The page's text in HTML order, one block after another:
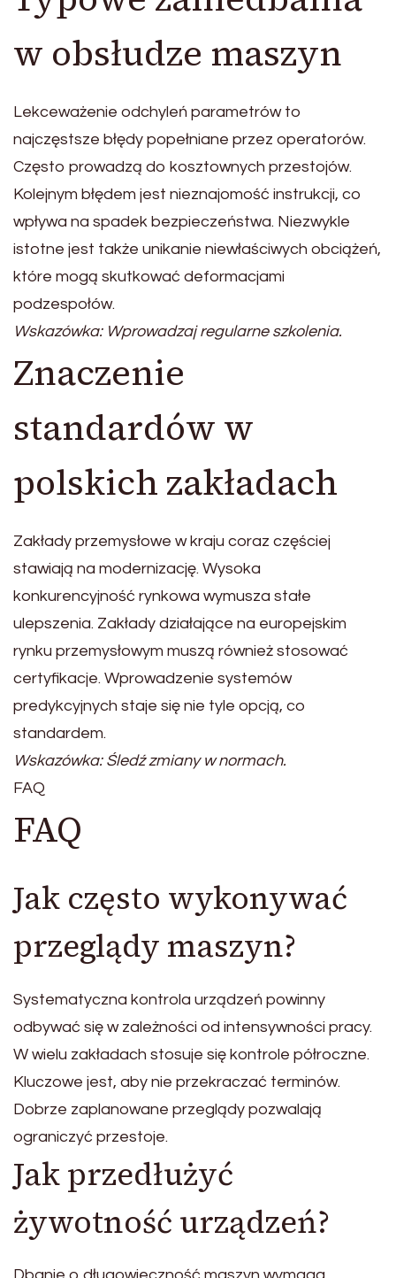
w obsłudze maszyn
Lekceważenie odchyleń parametrów to
najczęstsze błędy popełniane przez operatorów.
Często prowadzą do kosztownych przestojów.
Kolejnym błędem jest nieznajomość instrukcji, co
wpływa na spadek bezpieczeństwa. Niezwykle
istotne jest także unikanie niewłaściwych obciążeń,
które mogą skutkować deformacjami
podzespołów.
Wskazówka: Wprowadzaj regularne szkolenia.
Znaczenie
standardów w
polskich zakładach
Zakłady przemysłowe w kraju coraz częściej
stawiają na modernizację. Wysoka
konkurencyjność rynkowa wymusza stałe
ulepszenia. Zakłady działające na europejskim
rynku przemysłowym muszą również stosować
certyfikacje. Wprowadzenie systemów
predykcyjnych staje się nie tyle opcją, co
standardem.
Wskazówka: Śledź zmiany w normach.
FAQ
FAQ
Jak często wykonywać
przeglądy maszyn?
Systematyczna kontrola urządzeń powinny
odbywać się w zależności od intensywności pracy.
W wielu zakładach stosuje się kontrole półroczne.
Kluczowe jest, aby nie przekraczać terminów.
Dobrze zaplanowane przeglądy pozwalają
ograniczyć przestoje.
Jak przedłużyć
żywotność urządzeń?